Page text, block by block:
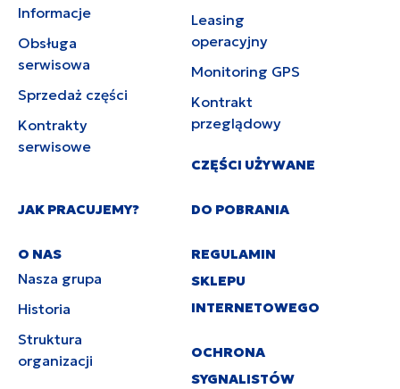
Informacje
Obsługa
serwisowa
Sprzedaż części
Kontrakty
serwisowe
Leasing
operacyjny
Monitoring GPS
Kontrakt
przeglądowy
CZĘŚCI UŻYWANE
JAK PRACUJEMY?
O NAS
Nasza grupa
Historia
Struktura
organizacji
DO POBRANIA
REGULAMIN
SKLEPU
INTERNETOWEGO
OCHRONA
SYGNALISTÓW